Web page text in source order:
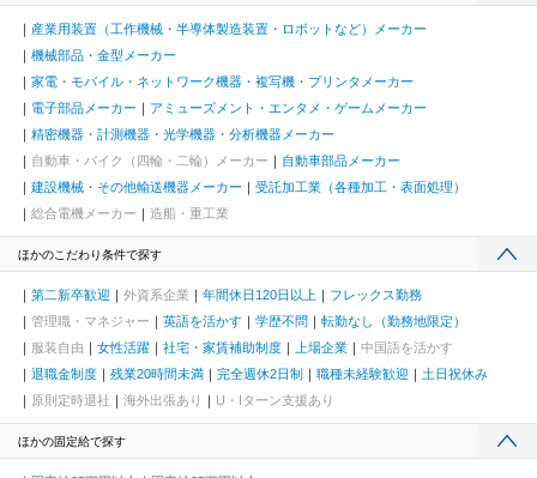
産業用装置（工作機械・半導体製造装置・ロボットなど）メーカー
機械部品・金型メーカー
家電・モバイル・ネットワーク機器・複写機・プリンタメーカー
電子部品メーカー
アミューズメント・エンタメ・ゲームメーカー
精密機器・計測機器・光学機器・分析機器メーカー
自動車・バイク（四輪・二輪）メーカー
自動車部品メーカー
建設機械・その他輸送機器メーカー
受託加工業（各種加工・表面処理）
総合電機メーカー
造船・重工業
ほかのこだわり条件で探す
第二新卒歓迎 外資系企業 年間休日120日以上
フレックス勤務
管理職・マネジャー
英語を活かす 学歴不問
転勤なし（勤務地限定）
服装自由
女性活躍 社宅・家賃補助制度 上場企業
中国語を活かす
退職金制度
残業20時間未満 完全週休2日制 職種未経験歓迎
土日祝休み
原則定時退社
海外出張あり U・Iターン支援あり
ほかの固定給で探す